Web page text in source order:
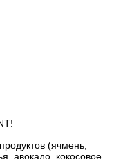
(ячмень,
авокадо, кокосовое